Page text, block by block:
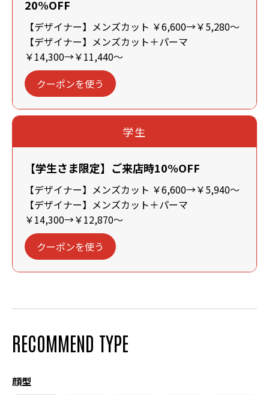
20%OFF
【デザイナー】メンズカット ￥6,600→￥5,280～
【デザイナー】メンズカット＋パーマ
￥14,300→￥11,440～
クーポンを使う
学生
【学生さま限定】ご来店時10%OFF
【デザイナー】メンズカット ￥6,600→￥5,940～
【デザイナー】メンズカット＋パーマ
￥14,300→￥12,870～
クーポンを使う
RECOMMEND TYPE
顔型